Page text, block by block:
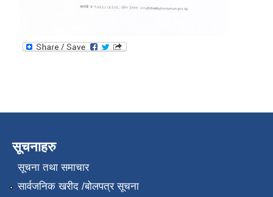
सूचनाहरु
सूचना तथा समाचार
सार्वजनिक खरीद /बोलपत्र सूचना